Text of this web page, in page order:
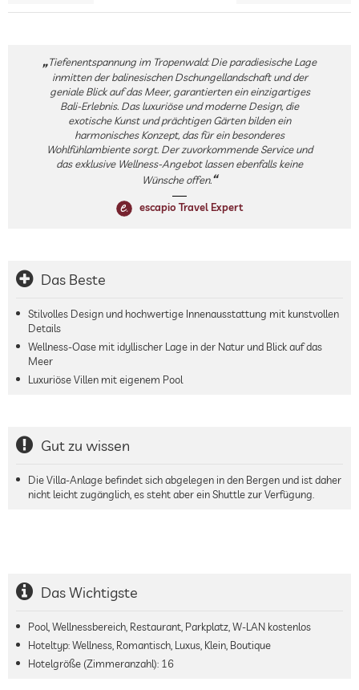
Tiefenentspannung im Tropenwald: Die paradiesische Lage
inmitten der balinesischen Dschungellandschaft und der
geniale Blick auf das Meer, garantierten ein einzigartiges
Bali-Erlebnis. Das luxuriöse und moderne Design, die
exotische Kunst und prächtigen Gärten bilden ein
harmonisches Konzept, das für ein besonderes
Wohlfühlambiente sorgt. Der zuvorkommende Service und
das exklusive Wellness-Angebot lassen ebenfalls keine
Wünsche offen.
escapio Travel Expert
Das Beste
Stilvolles Design und hochwertige Innenausstattung mit kunstvollen
Details
Wellness-Oase mit idyllischer Lage in der Natur und Blick auf das
Meer
Luxuriöse Villen mit eigenem Pool
Gut zu wissen
Die Villa-Anlage befindet sich abgelegen in den Bergen und ist daher
nicht leicht zugänglich, es steht aber ein Shuttle zur Verfügung.
Das Wichtigste
Pool, Wellnessbereich, Restaurant, Parkplatz, W-LAN kostenlos
Hoteltyp: Wellness, Romantisch, Luxus, Klein, Boutique
Hotelgröße (Zimmeranzahl): 16